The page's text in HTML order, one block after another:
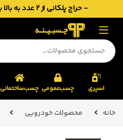
- حراج پلکانی از 2 عدد به بالا بر روی تمامی محصولات -
Skip to navigation
Skip to content
جستجو برای:
اسپری چسب‌عمومی چسب‌ساختمانی
خانه محصولات خودرویی